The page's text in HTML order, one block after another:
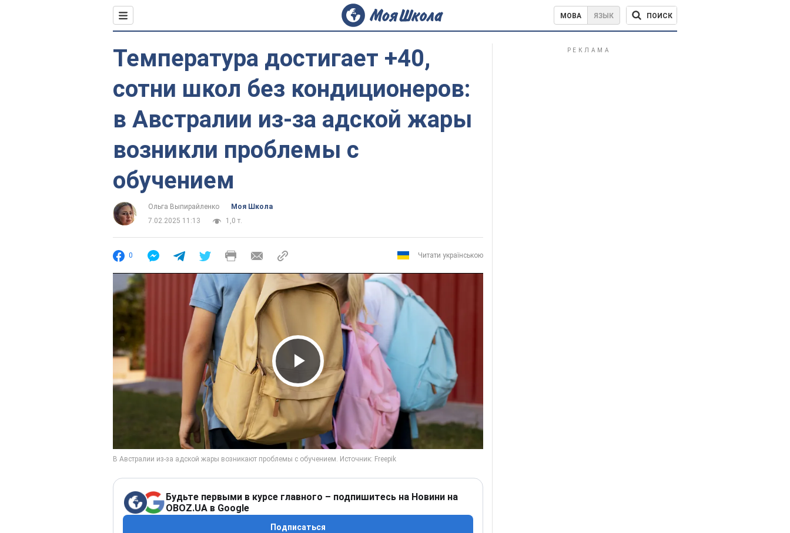
МОВА ЯЗЫК ПОИСК
Температура достигает +40,
сотни школ без кондиционеров:
в Австралии из-за адской жары
возникли проблемы с
обучением
Ольга Выпирайленко
Моя Школа
7.02.2025 11:13
1,0 т.
0 Читати українською
Play Video
Будьте первыми в курсе главного – подпишитесь на Новини на
OBOZ.UA в Google
Подписаться